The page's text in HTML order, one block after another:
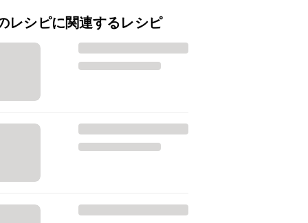
レシピに関連するレシピ